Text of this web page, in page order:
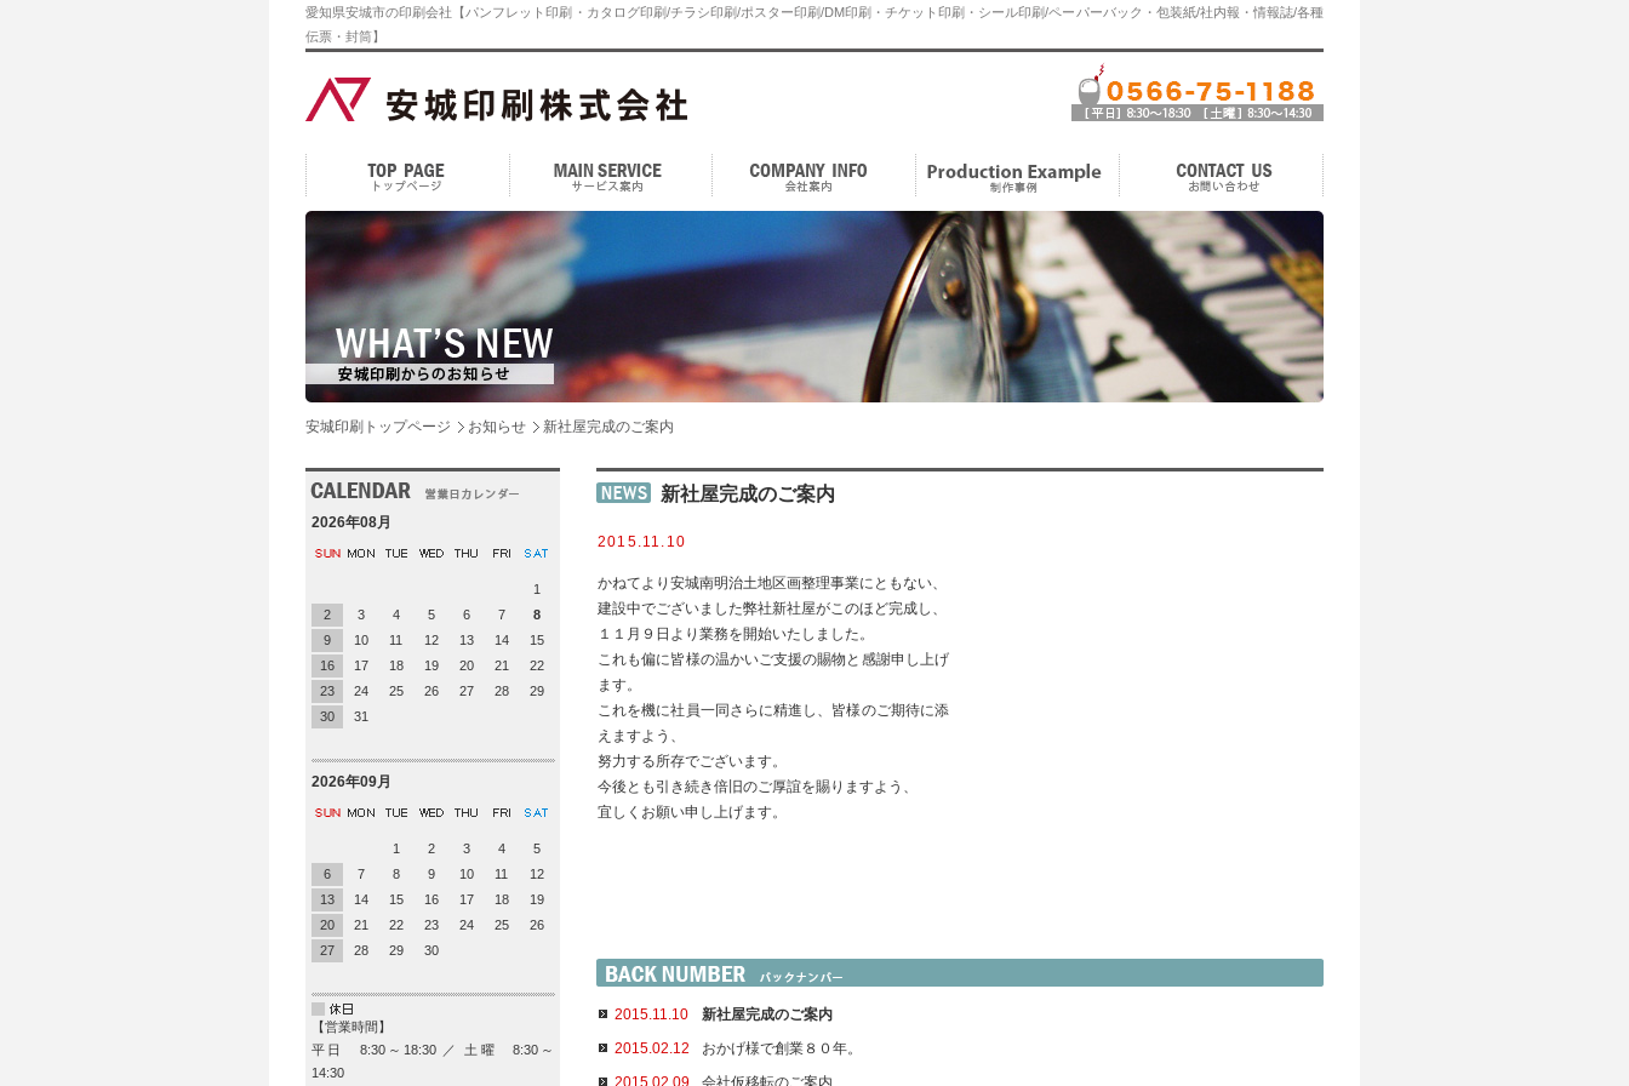
愛知県安城市の印刷会社【パンフレット印刷・カタログ印刷/チラシ印刷/ポスター印刷/DM印刷・チケット印刷・シール印刷/ペーパーバック・包装紙/社内報・情報誌/各種
伝票・封筒】
安城印刷トップページ お知らせ 新社屋完成のご案内
新社屋完成のご案内
2015.11.10
かねてより安城南明治土地区画整理事業にともない、
建設中でございました弊社新社屋がこのほど完成し、
１１月９日より業務を開始いたしました。
これも偏に皆様の温かいご支援の賜物と感謝申し上げ
ます。
これを機に社員一同さらに精進し、皆様のご期待に添
えますよう、
努力する所存でございます。
今後とも引き続き倍旧のご厚誼を賜りますよう、
宜しくお願い申し上げます。
2015.11.10
新社屋完成のご案内
2015.02.12
おかげ様で創業８０年。
2015.02.09
会社仮移転のご案内
2026年08月
1
2
3 4 5 6 7
8
9
10 11 12 13 14
15
16
17 18 19 20 21
22
23
24 25 26 27 28
29
30
31
2026年09月
1 2 3 4
5
6
7 8 9 10 11
12
13
14 15 16 17 18
19
20
21 22 23 24 25
26
27
28 29 30
【営業時間】
平日 8:30～18:30 ／ 土曜 8:30～
14:30